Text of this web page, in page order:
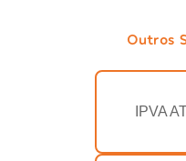
Outros
IPVA